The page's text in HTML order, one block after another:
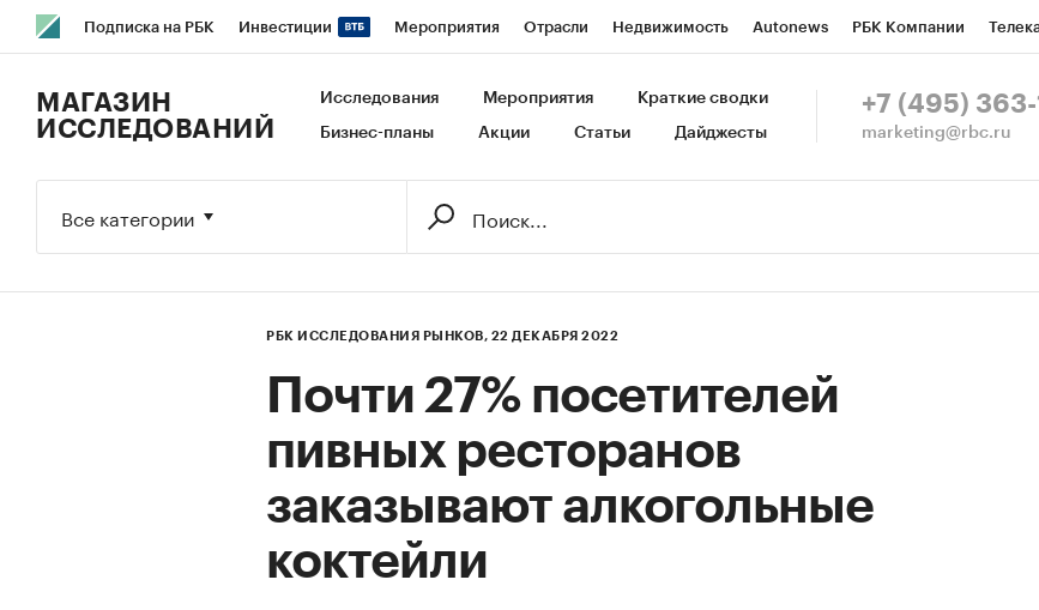
Подписка на РБК Инвестиции Мероприятия Отрасли Недвижимость Autonews РБК Компании
Исследования Кредитные рейтинги Франшизы Газета Спецпроекты СПб Конференции СПб Спецпроекты
МАГАЗИН
ИССЛЕДОВАНИЙ
Исследования Мероприятия Краткие сводки
Бизнес-планы Акции Статьи Дайджесты
+7 (495) 363-
marketing@rbc.ru
Все категории
РБК ИССЛЕДОВАНИЯ РЫНКОВ, 22 ДЕКАБРЯ 2022
Почти 27% посетителей
пивных ресторанов
заказывают алкогольные
коктейли